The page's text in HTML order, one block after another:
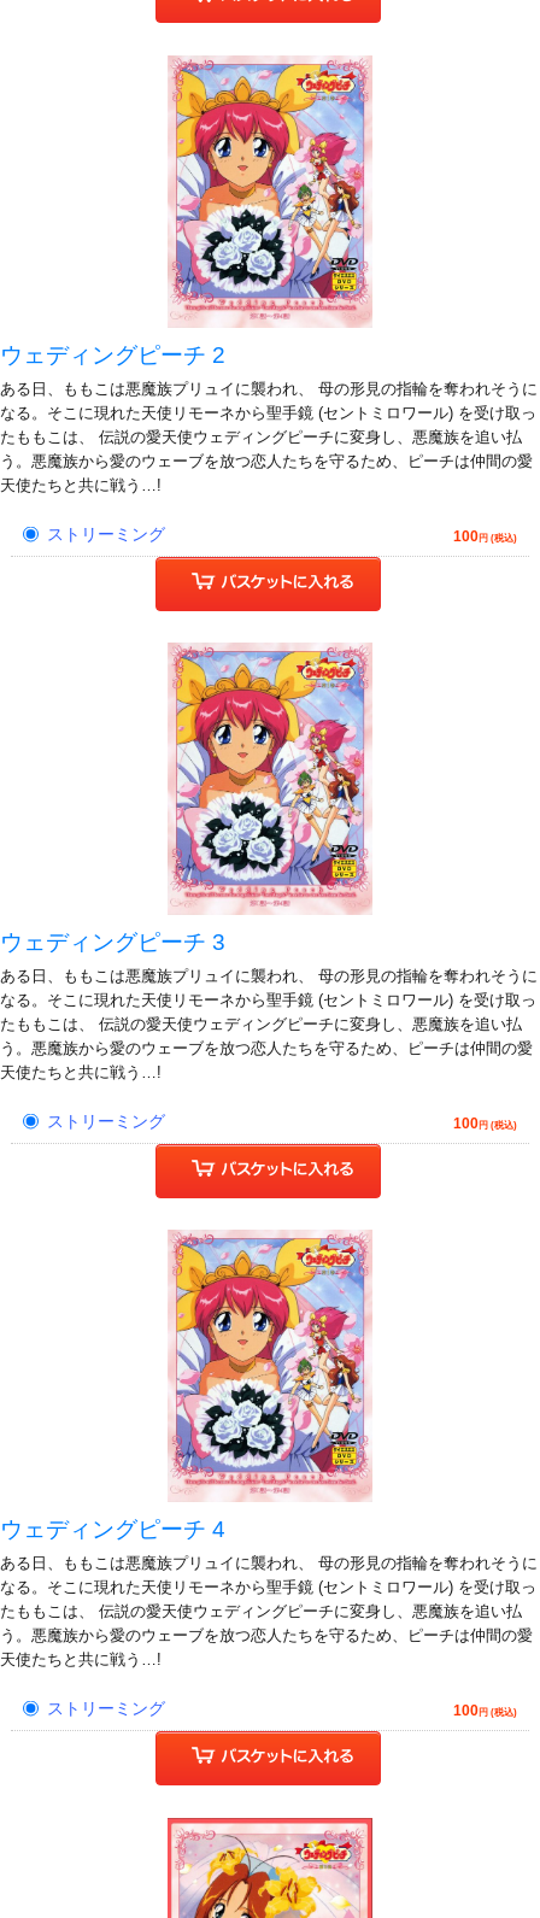
ウェディングピーチ 2
ある日、ももこは悪魔族プリュイに襲われ、 母の形見の指輪を奪われそうに
なる。そこに現れた天使リモーネから聖手鏡 (セントミロワール) を受け取っ
たももこは、 伝説の愛天使ウェディングピーチに変身し、悪魔族を追い払
う。悪魔族から愛のウェーブを放つ恋人たちを守るため、ピーチは仲間の愛
天使たちと共に戦う…!
ストリーミング 100円 (税込)
ウェディングピーチ 3
ある日、ももこは悪魔族プリュイに襲われ、 母の形見の指輪を奪われそうに
なる。そこに現れた天使リモーネから聖手鏡 (セントミロワール) を受け取っ
たももこは、 伝説の愛天使ウェディングピーチに変身し、悪魔族を追い払
う。悪魔族から愛のウェーブを放つ恋人たちを守るため、ピーチは仲間の愛
天使たちと共に戦う…!
ストリーミング 100円 (税込)
ウェディングピーチ 4
ある日、ももこは悪魔族プリュイに襲われ、 母の形見の指輪を奪われそうに
なる。そこに現れた天使リモーネから聖手鏡 (セントミロワール) を受け取っ
たももこは、 伝説の愛天使ウェディングピーチに変身し、悪魔族を追い払
う。悪魔族から愛のウェーブを放つ恋人たちを守るため、ピーチは仲間の愛
天使たちと共に戦う…!
ストリーミング 100円 (税込)